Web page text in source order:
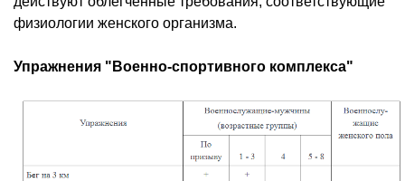
физиологии женского организма.
Упражнения "Военно-спортивного комплекса"